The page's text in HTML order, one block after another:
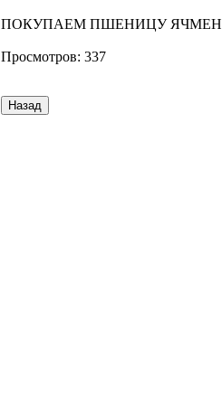
ПОКУПАЕМ ПШЕНИЦУ
Просмотров: 337